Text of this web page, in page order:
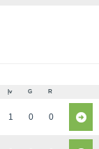
Įv G R
1 0 0